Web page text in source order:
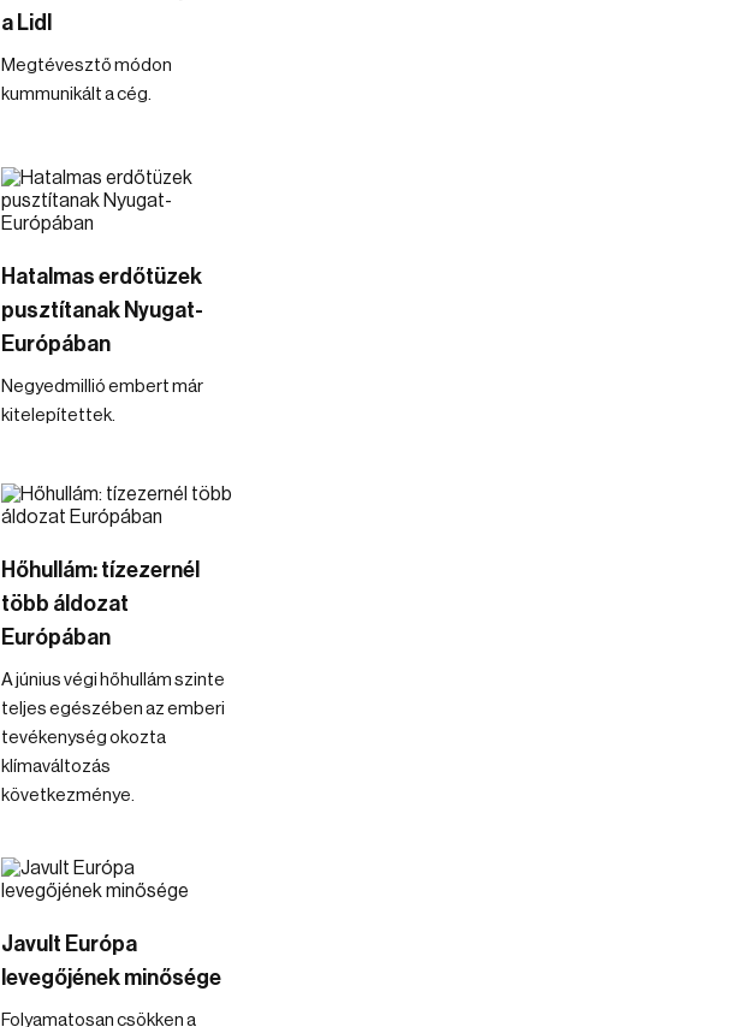
a Lidl
Megtévesztő módon
kummunikált a cég.
Hatalmas erdőtüzek
pusztítanak Nyugat-
Európában
Negyedmillió embert már
kitelepítettek.
Hőhullám: tízezernél
több áldozat
Európában
A június végi hőhullám szinte
teljes egészében az emberi
tevékenység okozta
klímaváltozás
következménye.
Javult Európa
levegőjének minősége
Folyamatosan csökken a